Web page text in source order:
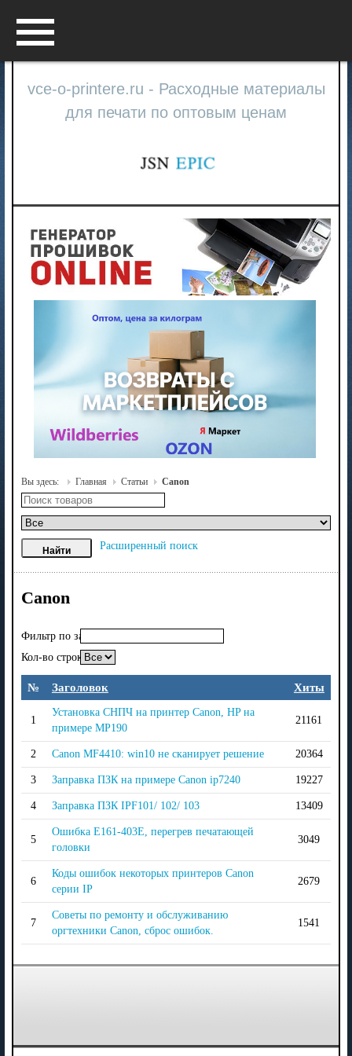
vce-o-printere.ru - Расходные материалы
для печати по оптовым ценам
Вы здесь: Главная Статьи Canon
Расширенный поиск
Canon
Фильтр по заголовку
Кол-во строк:
№ Заголовок Хиты
1
Установка СНПЧ на принтер Canon, HP на
примере MP190
21161
2 Canon MF4410: win10 не сканирует решение 20364
3 Заправка ПЗК на примере Canon ip7240 19227
4 Заправка ПЗК IPF101/ 102/ 103 13409
5
Ошибка E161-403E, перегрев печатающей
головки
3049
6
Коды ошибок некоторых принтеров Canon
серии IP
2679
7
Советы по ремонту и обслуживанию
оргтехники Сanon, сброс ошибок.
1541